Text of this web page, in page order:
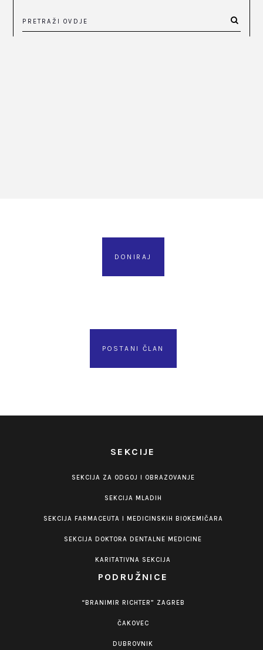
DONIRAJ
POSTANI ČLAN
SEKCIJE
SEKCIJA ZA ODGOJ I OBRAZOVANJE
SEKCIJA MLADIH
SEKCIJA FARMACEUTA I MEDICINSKIH BIOKEMIČARA
SEKCIJA DOKTORA DENTALNE MEDICINE
KARITATIVNA SEKCIJA
PODRUŽNICE
“BRANIMIR RICHTER” ZAGREB
ČAKOVEC
DUBROVNIK